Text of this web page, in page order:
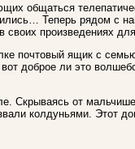
общаться
Теперь рядом с
произведениях
почтовый ящик с
доброе ли это
Скрываясь от
колдуньями. Этот